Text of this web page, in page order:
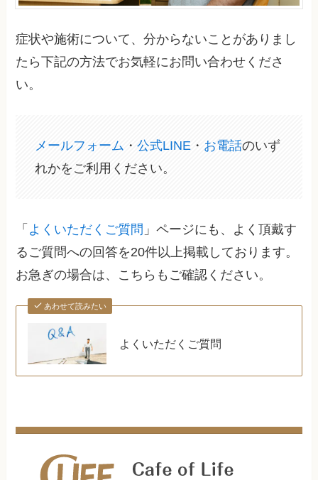
症状や施術について、分からないことがありまし
たら下記の方法でお気軽にお問い合わせくださ
い。
メールフォーム ・公式LINE ・ お電話のいず
れかをご利用ください。
「 よくいただくご質問 」ページにも、よく頂戴す
るご質問への回答を20件以上掲載しております。
お急ぎの場合は、こちらもご確認ください。
あわせて読みたい
よくいただくご質問